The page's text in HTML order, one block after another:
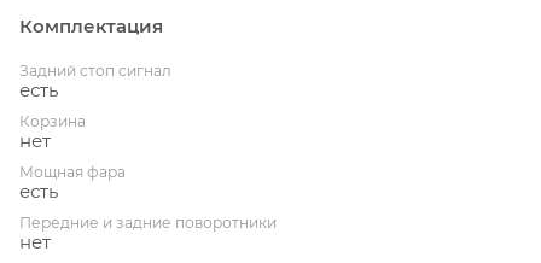
Комплектация
Задний стоп сигнал
есть
Корзина
нет
Мощная фара
есть
Передние и задние поворотники
нет